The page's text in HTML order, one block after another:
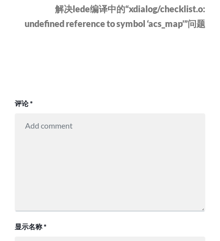
解决lede编译中的“xdialog/checklist.o:
undefined reference to symbol ‘acs_map’”问题
评论*
显示名称*